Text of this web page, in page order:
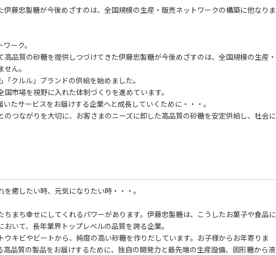
伊藤忠製糖が今後めざすのは、全国規模の生産・販売ネットワークの構築に他なりま
ーク。
品質の砂糖を提供しつづけてきた伊藤忠製糖が今後めざすのは、全国規模の生産・
ん。
クルル」ブランドの供給を始めました。
市場を視野に入れた体制づくりを進めています。
たサービスをお届けする企業へと成長していくために・・・。
つながりを大切に、お客さまのニーズに即した高品質の砂糖を安定供給し、社会に
癒したい時、元気になりたい時・・・。
ちまち幸せにしてくれるパワーがあります。伊藤忠製糖は、こうしたお菓子や食品に
いて、長年業界トップレベルの品質を誇る企業。
キビやビートから、純度の高い砂糖を作りだしています。お子様からお年寄りま
高品質の製品をお届けするために、独自の開発力と最先端の生産設備、固形糖から液